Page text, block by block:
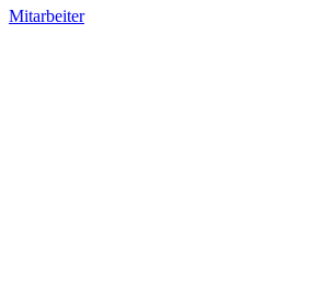
Mitarbeiter